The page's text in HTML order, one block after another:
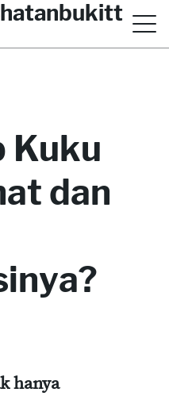
Kuku
dan
hanya